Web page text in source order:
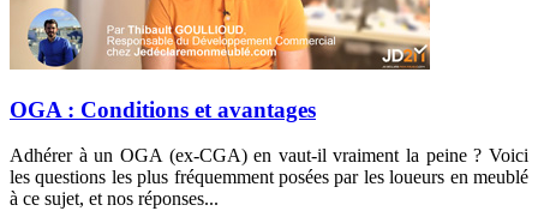
OGA : Conditions et avantages
Adhérer à un OGA (ex-CGA) en vaut-il vraiment la peine ? Voici
les questions les plus fréquemment posées par les loueurs en meublé
à ce sujet, et nos réponses...